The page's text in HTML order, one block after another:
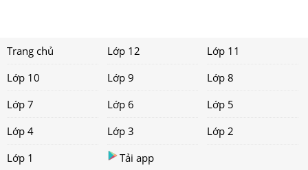
Trang chủ Lớp 12
Lớp 11
Lớp 10
Lớp 9
Lớp 8
Lớp 7
Lớp 6
Lớp 5
Lớp 4
Lớp 3
Lớp 2
Lớp 1
Tải app